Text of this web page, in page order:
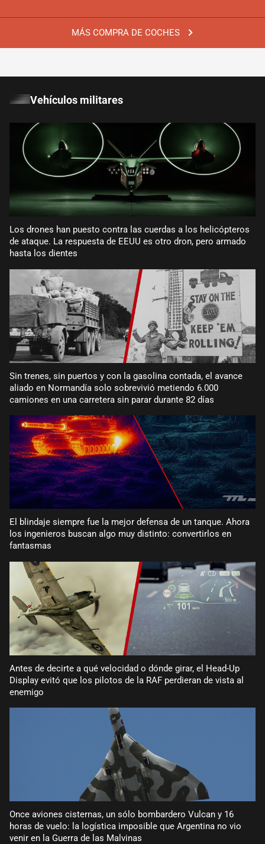
MÁS COMPRA DE COCHES
Vehículos militares
Los drones han puesto contra las cuerdas a los helicópteros
de ataque. La respuesta de EEUU es otro dron, pero armado
hasta los dientes
Sin trenes, sin puertos y con la gasolina contada, el avance
aliado en Normandía solo sobrevivió metiendo 6.000
camiones en una carretera sin parar durante 82 días
El blindaje siempre fue la mejor defensa de un tanque. Ahora
los ingenieros buscan algo muy distinto: convertirlos en
fantasmas
Antes de decirte a qué velocidad o dónde girar, el Head-Up
Display evitó que los pilotos de la RAF perdieran de vista al
enemigo
Once aviones cisternas, un sólo bombardero Vulcan y 16
horas de vuelo: la logística imposible que Argentina no vio
venir en la Guerra de las Malvinas